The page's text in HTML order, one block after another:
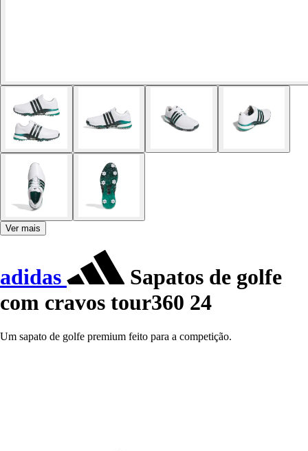
Ver mais
adidas
Sapatos de golfe
com cravos tour360 24
Um sapato de golfe premium feito para a competição.